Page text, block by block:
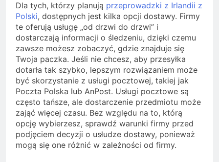
Dla tych, którzy planują przeprowadzki z Irlandii z
Polski, dostępnych jest kilka opcji dostawy. Firmy
te oferują usługę „od drzwi do drzwi” i
dostarczają informacji o śledzeniu, dzięki czemu
zawsze możesz zobaczyć, gdzie znajduje się
Twoja paczka. Jeśli nie chcesz, aby przesyłka
dotarła tak szybko, lepszym rozwiązaniem może
być skorzystanie z usługi pocztowej, takiej jak
Poczta Polska lub AnPost. Usługi pocztowe są
często tańsze, ale dostarczenie przedmiotu może
zająć więcej czasu. Bez względu na to, którą
opcję wybierzesz, sprawdź warunki firmy przed
podjęciem decyzji o usłudze dostawy, ponieważ
mogą się one różnić w zależności od firmy.